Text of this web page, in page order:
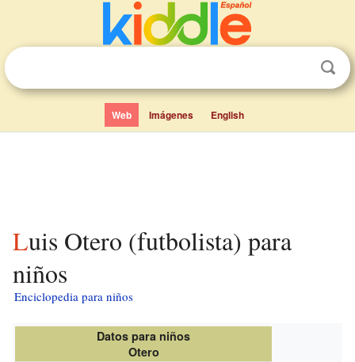
Web Imágenes English
Luis Otero (futbolista) para
niños
Enciclopedia para niños
Datos para niños
Otero